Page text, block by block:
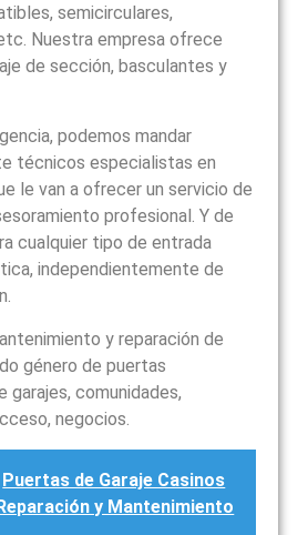
semicirculares,
Nuestra empresa ofrece
de sección, basculantes y
podemos mandar
técnicos especialistas en
le van a ofrecer un servicio de
profesional. Y de
cualquier tipo de entrada
independientemente de
y reparación de
género de puertas
garajes, comunidades,
negocios.
Puertas de Garaje Casinos
y Mantenimiento